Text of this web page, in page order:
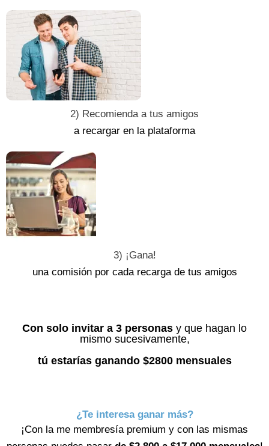
2) Recomienda a tus amigos
a recargar en la plataforma
3) ¡Gana!
una comisión por cada recarga de tus amigos
Con solo invitar a 3 personas y que hagan lo
mismo sucesivamente,
tú estarías ganando $2800 mensuales
¿Te interesa ganar más?
¡Con la me membresía premium y con las mismas